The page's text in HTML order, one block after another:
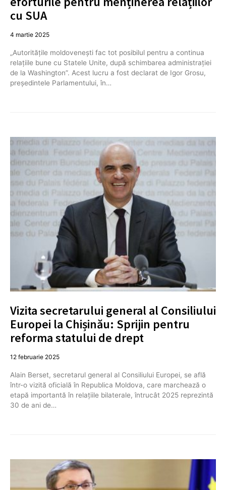
cu SUA
4 martie 2025
„Autorităţile moldovenești fac tot posibilul pentru a continua
relaţiile bune cu Statele Unite, după schimbarea administrației
de la Washington”. Acest lucru a fost declarat de Igor Grosu,
președintele Parlamentului, în…
Vizita secretarului general al Consiliului
Europei la Chișinău: Sprijin pentru
reforma statului de drept
12 februarie 2025
Alain Berset, secretarul general al Consiliului Europei, se află
într-o vizită oficială în Republica Moldova, care marchează o
etapă importantă în relațiile bilaterale, întrucât 2025 reprezintă
30 de ani de…